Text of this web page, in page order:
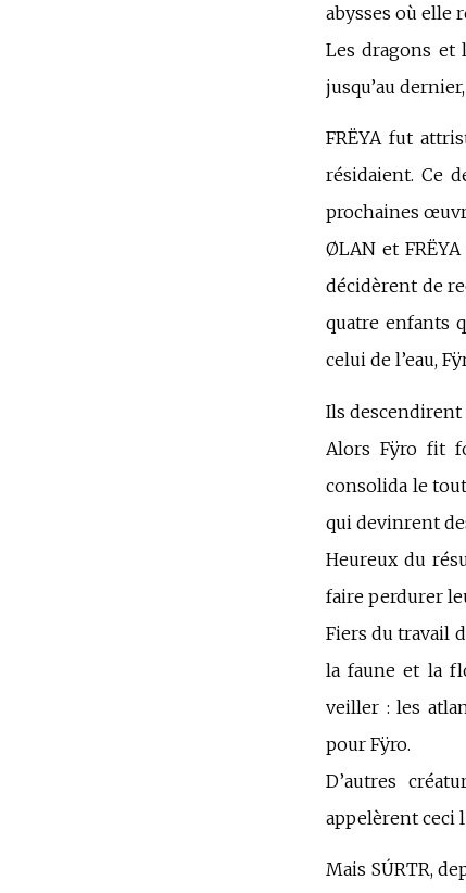
abysses où elle
Les dragons et
jusqu’au
FRËYA fut
résidaient. Ce
prochaines
ØLAN et
décidèrent de
quatre enfants
celui de l’eau,
Ils descendirent
Alors Fÿro fit
consolida le
qui devinrent
Heureux du
faire perdurer
Fiers du travail
la faune et la
veiller :les
pour Fÿro.
D’autres
appelèrent ceci
Mais SÚRTR,